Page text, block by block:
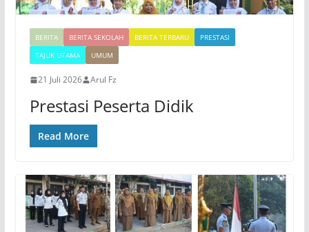
BERITA BERITA SEKOLAH BERITA TERBARU
PRESTASI
TAJUK UTAMA
UMUM
21 Juli 2026 Arul Fz
Prestasi Peserta Didik
Read More